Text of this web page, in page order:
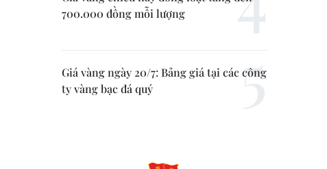
700.000 đồng mỗi lượng
Giá vàng ngày 20/7: Bảng giá tại các công
ty vàng bạc đá quý